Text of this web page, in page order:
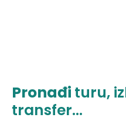
Pronađi turu,
transfer...